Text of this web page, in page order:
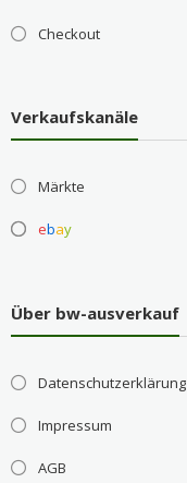
Checkout
Verkaufskanäle
Märkte
ebay
Über bw-ausverkauf
Datenschutzerklärung
Impressum
AGB